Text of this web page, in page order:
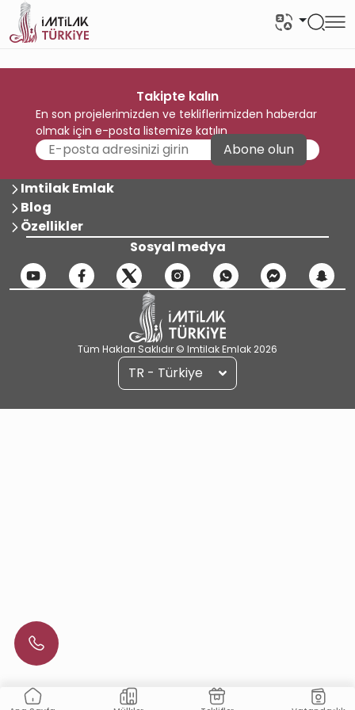
Takipte kalın
En son projelerimizden ve tekliflerimizden haberdar
olmak için e-posta listemize katılın
Abone olun
Imtilak Emlak
Blog
Özellikler
Sosyal medya
Tüm Hakları Saklıdır © Imtilak Emlak 2026
TR - Türkiye